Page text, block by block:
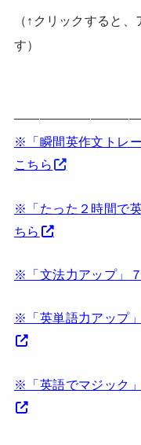
（↑クリックすると
す）
※「瞬間英作文トレ
こちら
※「たった２時間で
ちら
※「文法力アップ」
※「英単語力アップ
※「英語でマジック